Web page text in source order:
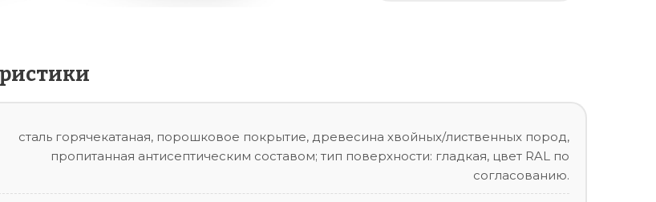
сталь горячекатаная, порошковое покрытие, древесина хвойных/лиственных пород,
пропитанная антисептическим составом; тип поверхности: гладкая, цвет RAL по
согласованию.